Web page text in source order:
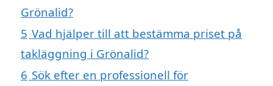
Grönalid?
5 Vad hjälper till att bestämma priset på
takläggning i Grönalid?
6 Sök efter en professionell för